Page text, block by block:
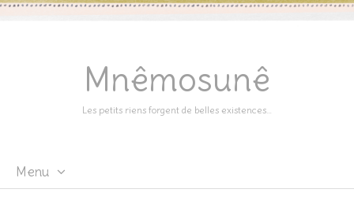
Mnêmosunê
Les petits riens forgent de belles existences…
Menu